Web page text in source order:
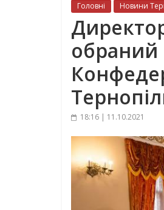
Головні Новини
обраний
18:16 | 11.10.2021